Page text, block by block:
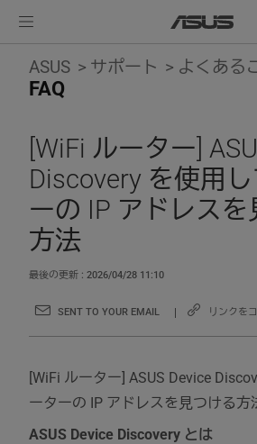
ASUS サポート よくある
FAQ
[WiFi ルーター]
Discovery を使用
ーの IP アドレスを
方法
最後の更新 : 2026/04/28 11:10
SENT TO YOUR EMAIL リンクを
[WiFi ルーター] ASUS Device
ーターの IP アドレスを見つける方
ASUS Device Discovery とは